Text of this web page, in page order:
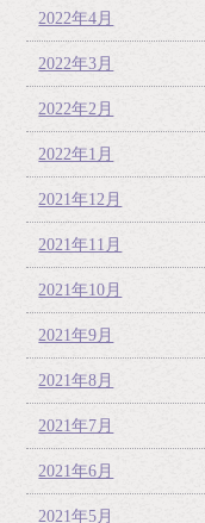
2022年4月
2022年3月
2022年2月
2022年1月
2021年12月
2021年11月
2021年10月
2021年9月
2021年8月
2021年7月
2021年6月
2021年5月